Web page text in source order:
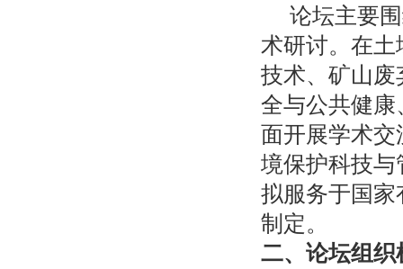
论坛主要
术研讨。在
技术、矿山
全与公共健
面开展学术
境保护科技
拟服务于国
制定。
二、论坛组织